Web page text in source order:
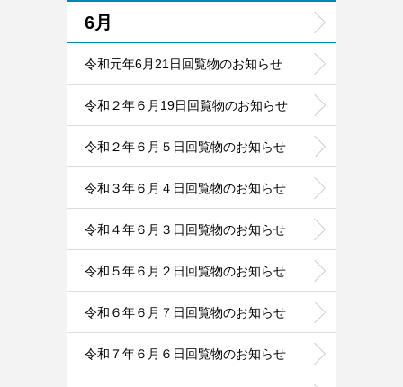
6月
令和元年6月21日回覧物のお知らせ
令和２年６月19日回覧物のお知らせ
令和２年６月５日回覧物のお知らせ
令和３年６月４日回覧物のお知らせ
令和４年６月３日回覧物のお知らせ
令和５年６月２日回覧物のお知らせ
令和６年６月７日回覧物のお知らせ
令和７年６月６日回覧物のお知らせ